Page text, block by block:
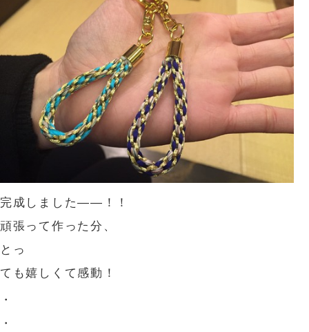
完成しました――！！
頑張って作った分、
とっ
ても嬉しくて感動！
・
・